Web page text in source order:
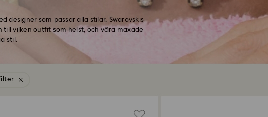
designer som passar alla stilar. Swarovskis
vilken outfit som helst, och våra maxade
stil.